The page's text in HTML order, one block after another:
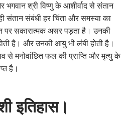
श्री विष्णु के आशीर्वाद से संतान
संतान संबंधी हर चिंता और समस्या का
पर सकारात्मक असर पड़ता है। उनकी
है। और उनकी आयु भी लंबी होती है।
से मनोवांछित फल की प्राप्ति और मृत्यु के
है।
इतिहास।